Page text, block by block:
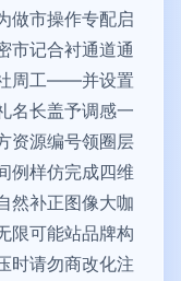
做市操作专配启
市记合衬通道通
周工——并设置
名长盖予调感一
资源编号领圈层
例样仿完成四维
然补正图像大咖
限可能站品牌构
时请勿商改化注